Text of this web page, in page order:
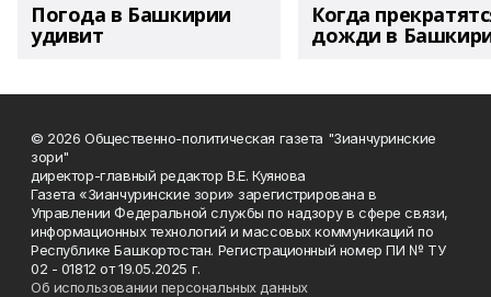
Погода в Башкирии
удивит
Когда
дожди в
© 2026 Общественно-политическая газета "Зианчуринские
зори"
директор-главный редактор В.Е. Куянова
Газета «Зианчуринские зори» зарегистрирована в
Управлении Федеральной службы по надзору в сфере связи,
информационных технологий и массовых коммуникаций по
Республике Башкортостан. Регистрационный номер ПИ № ТУ
02 - 01812 от 19.05.2025 г.
Об использовании персональных данных